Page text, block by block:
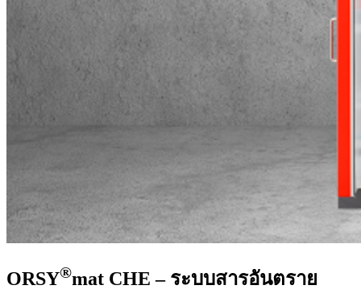
ORSY®mat CHE – ระบบสารอันตราย